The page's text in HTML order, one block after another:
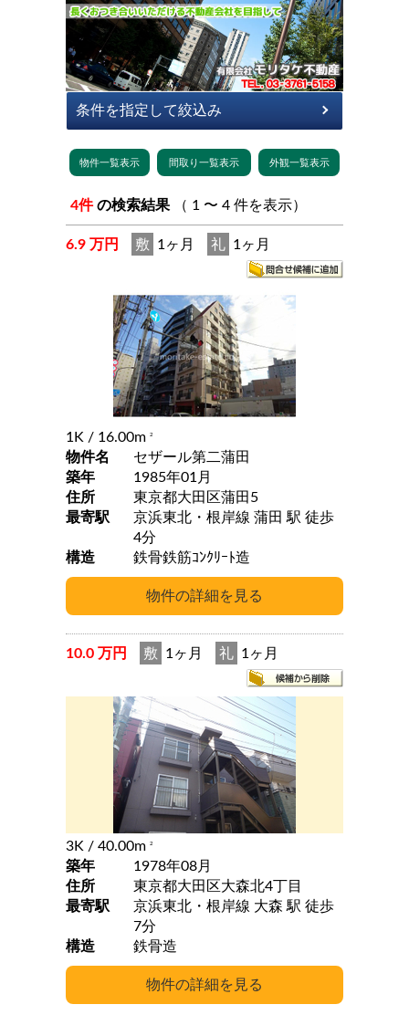
4件 の検索結果 （ 1 〜 4 件を表示）
6.9 万円 敷 1ヶ月 礼 1ヶ月
1K / 16.00m 2
物件名
セザール第二蒲田
築年
1985年01月
住所
東京都大田区蒲田5
最寄駅
京浜東北・根岸線 蒲田 駅 徒歩
4分
構造
鉄骨鉄筋ｺﾝｸﾘｰﾄ造
10.0 万円 敷 1ヶ月 礼 1ヶ月
3K / 40.00m 2
築年
1978年08月
住所
東京都大田区大森北4丁目
最寄駅
京浜東北・根岸線 大森 駅 徒歩
7分
構造
鉄骨造